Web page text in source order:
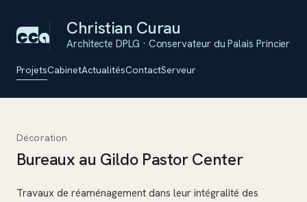
Christian Curau
Architecte DPLG · Conservateur du Palais Princier
ProjetsCabinetActualitésContactServeur
Décoration
Bureaux au Gildo Pastor Center
Travaux de réaménagement dans leur intégralité des